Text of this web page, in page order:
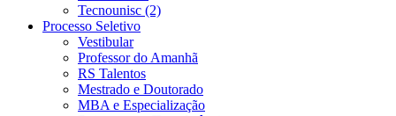
Tecnounisc (2)
Processo Seletivo
Vestibular
Professor do Amanhã
RS Talentos
Mestrado e Doutorado
MBA e Especialização